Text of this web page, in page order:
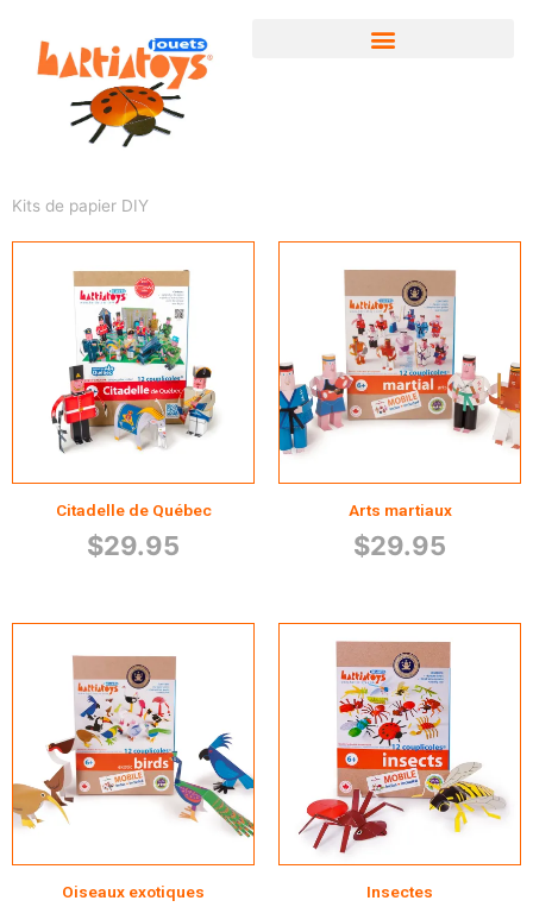
contenu
Kits de papier DIY
Citadelle de Québec
$29.95
Arts martiaux
$29.95
Oiseaux exotiques Insectes